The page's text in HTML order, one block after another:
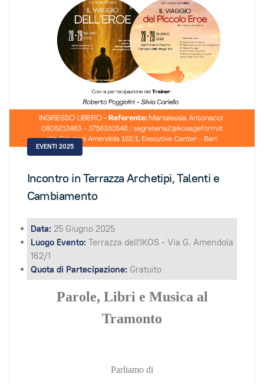
EVENTI 2025
Incontro in Terrazza Archetipi, Talenti e
Cambiamento
Data: 25 Giugno 2025
Luogo Evento: Terrazza dell'IKOS - Via G. Amendola
162/1
Quota di Partecipazione: Gratuito
Parole, Libri e Musica al
Tramonto
Parliamo di